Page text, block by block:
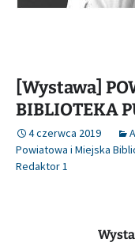
[Wystawa]
BIBLIOTEKA
4 czerwca 2019
Powiatowa i Miejska
Redaktor 1